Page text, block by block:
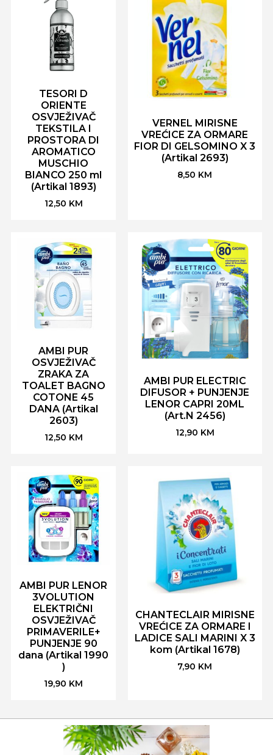
TESORI D
ORIENTE
OSVJEŽIVAČ
TEKSTILA I
PROSTORA DI
AROMATICO
MUSCHIO
BIANCO 250 ml
(Artikal 1893)
12,50 KM
VERNEL MIRISNE
VREĆICE ZA ORMARE
FIOR DI GELSOMINO X 3
(Artikal 2693)
8,50 KM
AMBI PUR
OSVJEŽIVAČ
ZRAKA ZA
TOALET BAGNO
COTONE 45
DANA (Artikal
2603)
12,50 KM
AMBI PUR ELECTRIC
DIFUSOR + PUNJENJE
LENOR CAPRI 20ML
(Art.N 2456)
12,90 KM
AMBI PUR LENOR
3VOLUTION
ELEKTRIČNI
OSVJEŽIVAČ
PRIMAVERILE+
PUNJENJE 90
dana (Artikal 1990
)
19,90 KM
CHANTECLAIR MIRISNE
VREĆICE ZA ORMARE I
LADICE SALI MARINI X 3
kom (Artikal 1678)
7,90 KM